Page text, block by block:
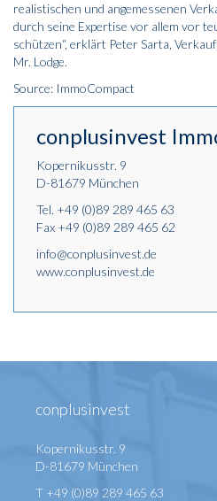
realistischen und angemessenen
durch seine Expertise vor allem vor
schützen“, erklärt Peter Sarta,
Mr. Lodge.
Source: ImmoCompact
conplusinvest
Kopernikusstr. 9
D-81679 München
Tel. +49 (0)89 289 465 63
Fax +49 (0)89 289 465 62
info@conplusinvest.de
www.conplusinvest.de
conplusinvest
Kopernikusstr. 9
D-81679 München
T +49 (0)89 289 465 63